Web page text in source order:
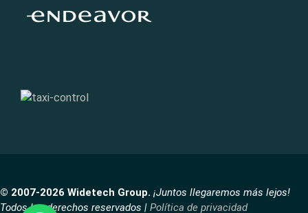
© 2007-2026 Widetech Group. ¡Juntos llegaremos más lejos!
Todos los derechos reservados | Política de privacidad